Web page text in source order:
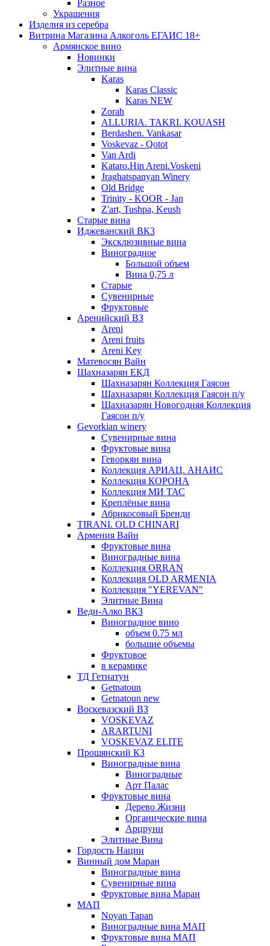
Разное
Украшения
Изделия из серебра
Витрина Магазина Алкоголь ЕГАИС 18+
Армянское вино
Новинки
Элитные вина
Karas
Karas Classic
Karas NEW
Zorah
ALLURIA. TAKRI. KOUASH
Berdashen. Vankasar
Voskevaz - Qotot
Van Ardi
Kataro.Hin Areni.Voskeni
Jraghatspanyan Winery
Old Bridge
Trinity - KOOR - Jan
Z'art, Tushpa, Keush
Старые вина
Иджеванский ВК3
Эксклюзивные вина
Виноградное
Большой объем
Вина 0,75 л
Старые
Сувенирные
Фруктовые
Аренийский ВЗ
Areni
Areni fruits
Areni Key
Матевосян Вайн
Шахназарян ЕКД
Шахназарян Коллекция Гаясон
Шахназарян Коллекция Гаясон п/у
Шахназарян Новогодняя Коллекция
Гаясон п/у
Gevorkian winery
Сувенирные вина
Фруктовые вина
Геворкян вина
Коллекция АРИАЦ. АНАИС
Коллекция КОРОНА
Коллекция МИ ТАС
Креплёные вина
Абрикосовый Бренди
TIRANI. OLD CHINARI
Армения Вайн
Фруктовые вина
Виноградные вина
Коллекция ORRAN
Коллекция OLD ARMENIA
Коллекция "YEREVAN"
Элитные Вина
Веди-Алко ВКЗ
Виноградное вино
объем 0.75 мл
большие объемы
Фруктовое
в керамике
ТД Гетнатун
Getnatoun
Getnatoun new
Воскевазский ВЗ
VOSKEVAZ
ARARTUNI
VOSKEVAZ ELITE
Прошянский КЗ
Виноградные вина
Виноградные
Арт Палас
Фруктовые вина
Дерево Жизни
Органические вина
Арцруни
Элитные Вина
Гордость Нации
Винный дом Маран
Виноградные вина
Сувенирные вина
Фруктовые вина Маран
МАП
Noyan Tapan
Виноградные вина МАП
Фруктовые вина МАП